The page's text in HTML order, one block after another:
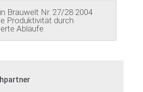
Brauwelt Nr. 27/28 2004
Produktivität durch
Abläufe